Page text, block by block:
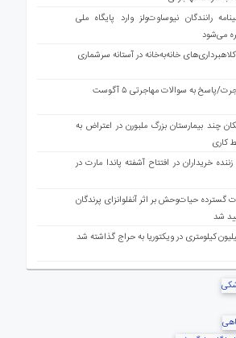
رانندگان نیوساوت‌ولز وارد پایگاه ملی
می‌شود
خانه‌به‌خانه در آستانه سرشماری
پاسخ به سوالات مهاجرتی ۵ آگوست
چند بیمارستان بزرگ ملبورن در اعتراض به
کاری
زننده خریداران در افتتاح آشفته پاندا مارت در
گسترده حیات‌وحش بر اثر آنفلوانزای پرندگان
شد
کیلومتری در ویکتوریا به حراج گذاشته شد